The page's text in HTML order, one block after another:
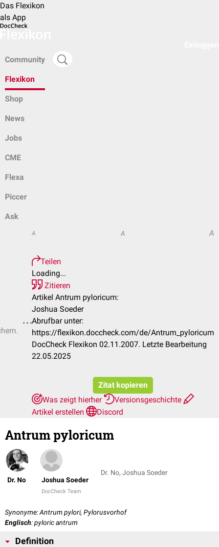
Das Flexikon
als App
Community
Flexikon
Shop
News
Jobs
CME
Flexa
Piccer
Ask
A A A
Teilen
Loading...
Zitieren
Artikel Antrum pyloricum:
Joshua Soeder
Abrufbar unter:
https://flexikon.doccheck.com/de/Antrum_pyloricum
DocCheck Flexikon 02.11.2007. Letzte Bearbeitung
22.05.2025
Zitat kopieren
Was zeigt hierher
Versionsgeschichte
Artikel erstellen
Discord
Antrum pyloricum
Dr. No Joshua Soeder
DocCheck Team
Dr. No, Joshua Soeder
Synonyme: Antrum pylori, Pylorusvorhof
Englisch: pyloric antrum
Definition